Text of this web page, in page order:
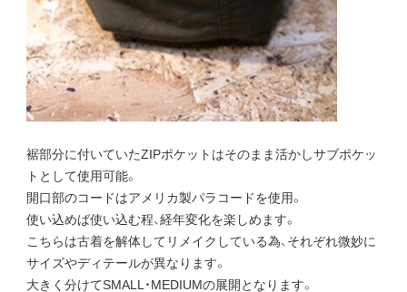
裾部分に付いていたZIPポケットはそのまま活かしサブポケッ
トとして使用可能。
開口部のコードはアメリカ製パラコードを使用。
使い込めば使い込む程、経年変化を楽しめます。
こちらは古着を解体してリメイクしている為、それぞれ微妙に
サイズやディテールが異なります。
大きく分けてSMALL・MEDIUMの展開となります。